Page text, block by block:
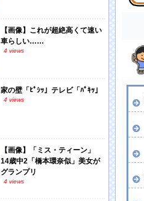
【画像】これが超絶高くて速い
車らしい……
4 views
家の壁「ﾋﾟｼｯ」テレビ「ﾊﾟｷｯ」
4 views
【画像】「ミス・ティーン」
14歳中2「橋本環奈似」美女が
グランプリ
4 views